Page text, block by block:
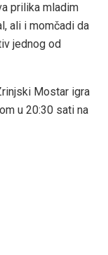
prilika mladim
ali i momčadi da
jednog od
Mostar igra
u 20:30 sati na